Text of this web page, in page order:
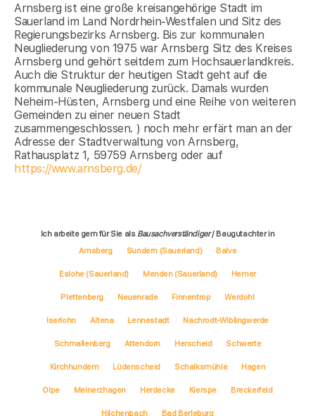
Arnsberg ist eine große kreisangehörige Stadt im
Sauerland im Land Nordrhein-Westfalen und Sitz des
Regierungsbezirks Arnsberg. Bis zur kommunalen
Neugliederung von 1975 war Arnsberg Sitz des Kreises
Arnsberg und gehört seitdem zum Hochsauerlandkreis.
Auch die Struktur der heutigen Stadt geht auf die
kommunale Neugliederung zurück. Damals wurden
Neheim-Hüsten, Arnsberg und eine Reihe von weiteren
Gemeinden zu einer neuen Stadt
zusammengeschlossen. ) noch mehr erfärt man an der
Adresse der Stadtverwaltung von Arnsberg,
Rathausplatz 1, 59759 Arnsberg oder auf
https://www.arnsberg.de/
Ich arbeite gern für Sie als Bausachverständiger/ Baugutachter in
Arnsberg
Sundern (Sauerland) Balve
Eslohe (Sauerland) Menden (Sauerland) Hemer
Plettenberg Neuenrade Finnentrop Werdohl
Iserlohn Altena Lennestadt Nachrodt-Wiblingwerde
Schmallenberg Attendorn Herscheid Schwerte
Kirchhundem Lüdenscheid Schalksmühle Hagen
Olpe Meinerzhagen Herdecke Kierspe Breckerfeld
Hilchenbach Bad Berleburg